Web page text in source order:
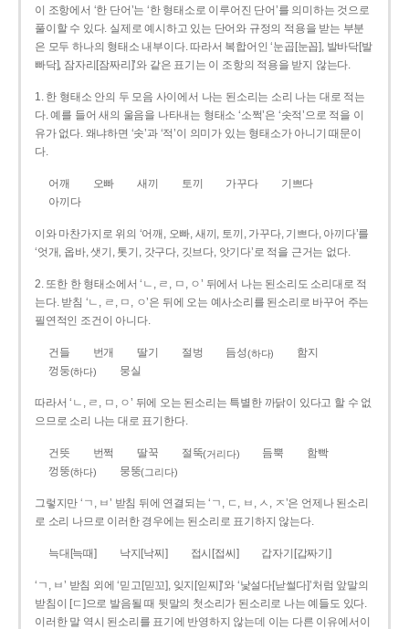
이 조항에서 ‘한 단어’는 ‘한 형태소로 이루어진 단어’를 의미하는 것으로
풀이할 수 있다. 실제로 예시하고 있는 단어와 규정의 적용을 받는 부분
은 모두 하나의 형태소 내부이다. 따라서 복합어인 ‘눈곱[눈꼽], 발바닥[발
빠닥], 잠자리[잠짜리]’와 같은 표기는 이 조항의 적용을 받지 않는다.
1. 한 형태소 안의 두 모음 사이에서 나는 된소리는 소리 나는 대로 적는
다. 예를 들어 새의 울음을 나타내는 형태소 ‘소쩍’은 ‘솟적’으로 적을 이
유가 없다. 왜냐하면 ‘솟’과 ‘적’이 의미가 있는 형태소가 아니기 때문이
다.
어깨 오빠 새끼 토끼 가꾸다
기쁘다
아끼다
이와 마찬가지로 위의 ‘어깨, 오빠, 새끼, 토끼, 가꾸다, 기쁘다, 아끼다’를
‘엇개, 옵바, 샛기, 톳기, 갓구다, 깃브다, 앗기다’로 적을 근거는 없다.
2. 또한 한 형태소에서 ‘ㄴ, ㄹ, ㅁ, ㅇ’ 뒤에서 나는 된소리도 소리대로 적
는다. 받침 ‘ㄴ, ㄹ, ㅁ, ㅇ’은 뒤에 오는 예사소리를 된소리로 바꾸어 주는
필연적인 조건이 아니다.
건들 번개 딸기 절벙 듬성(하다)
함지
껑둥(하다) 뭉실
따라서 ‘ㄴ, ㄹ, ㅁ, ㅇ’ 뒤에 오는 된소리는 특별한 까닭이 있다고 할 수 없
으므로 소리 나는 대로 표기한다.
건뜻 번쩍 딸꾹 절뚝(거리다) 듬뿍
함빡
껑뚱(하다) 뭉뚱(그리다)
그렇지만 ‘ㄱ, ㅂ’ 받침 뒤에 연결되는 ‘ㄱ, ㄷ, ㅂ, ㅅ, ㅈ’은 언제나 된소리
로 소리 나므로 이러한 경우에는 된소리로 표기하지 않는다.
늑대[늑때] 낙지[낙찌] 접시[접씨] 갑자기[갑짜기]
‘ㄱ, ㅂ’ 받침 외에 ‘믿고[믿꼬], 잊지[읻찌]’와 ‘낯설다[낟썰다]’처럼 앞말의
받침이 [ㄷ]으로 발음될 때 뒷말의 첫소리가 된소리로 나는 예들도 있다.
이러한 말 역시 된소리를 표기에 반영하지 않는데 이는 다른 이유에서이